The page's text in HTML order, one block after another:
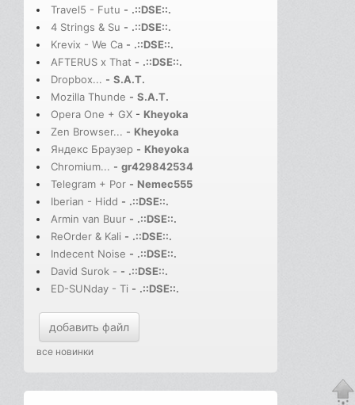
Travel5 - Futu - .::DSE::.
4 Strings & Su - .::DSE::.
Krevix - We Ca - .::DSE::.
AFTERUS x That - .::DSE::.
Dropbox... - S.A.T.
Mozilla Thunde - S.A.T.
Opera One + GX - Kheyoka
Zen Browser... - Kheyoka
Яндекс Браузер - Kheyoka
Chromium... - gr429842534
Telegram + Por - Nemec555
Iberian - Hidd - .::DSE::.
Armin van Buur - .::DSE::.
ReOrder & Kali - .::DSE::.
Indecent Noise - .::DSE::.
David Surok - - .::DSE::.
ED-SUNday - Ti - .::DSE::.
добавить файл
все новинки